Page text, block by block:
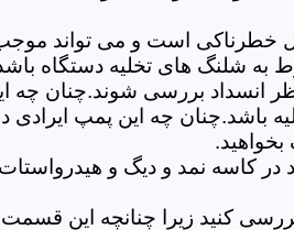
است و می تواند
شلنگ های تخلیه دستگاه
انسداد بررسی شوند.چنان چه
باشد.چنان چه این پمپ
در کاسه نمد و دیگ و
کنید زیرا چنانچه این